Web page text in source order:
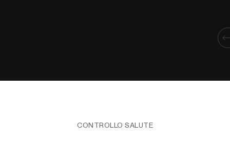
CONTROLLO SALUTE